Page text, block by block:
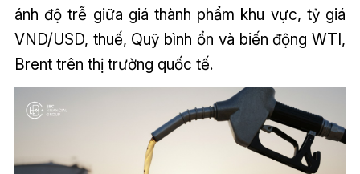
ánh độ trễ giữa giá thành phẩm khu vực, tỷ giá
VND/USD, thuế, Quỹ bình ổn và biến động WTI,
Brent trên thị trường quốc tế.